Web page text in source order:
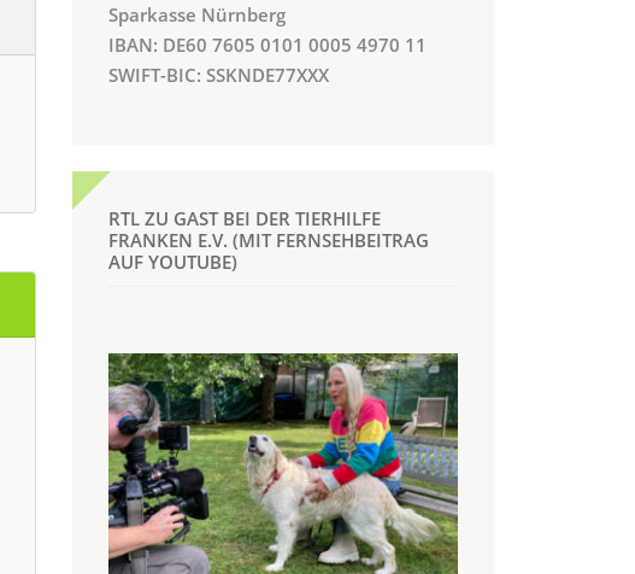
Sparkasse Nürnberg
IBAN: DE60 7605 0101 0005 4970 11
SWIFT-BIC: SSKNDE77XXX
RTL ZU GAST BEI DER TIERHILFE
FRANKEN E.V. (MIT FERNSEHBEITRAG
AUF YOUTUBE)